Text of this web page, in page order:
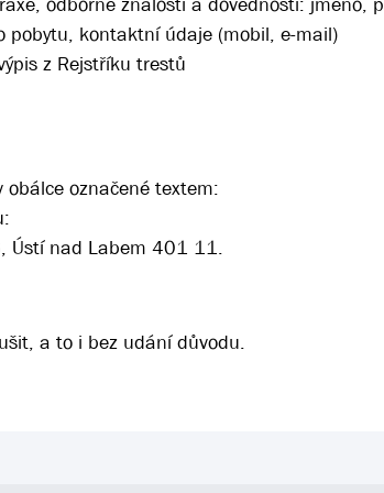
kontaktní údaje (mobil, e-mail)
z Rejstříku trestů
označené textem:
Ústí nad Labem 401 11.
a to i bez udání důvodu.